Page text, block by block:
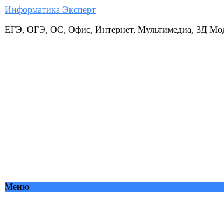
Информатика Эксперт
ЕГЭ, ОГЭ, ОС, Офис, Интернет, Мультимедиа, 3Д
Меню